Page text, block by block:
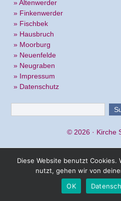
» Altenwerder
» Finkenwerder
» Fischbek
» Hausbruch
» Moorburg
» Neuenfelde
» Neugraben
» Impressum
» Datenschutz
© 2026 · Kirche
Diese Website benutzt Cookies.
nutzt, gehen wir von
OK